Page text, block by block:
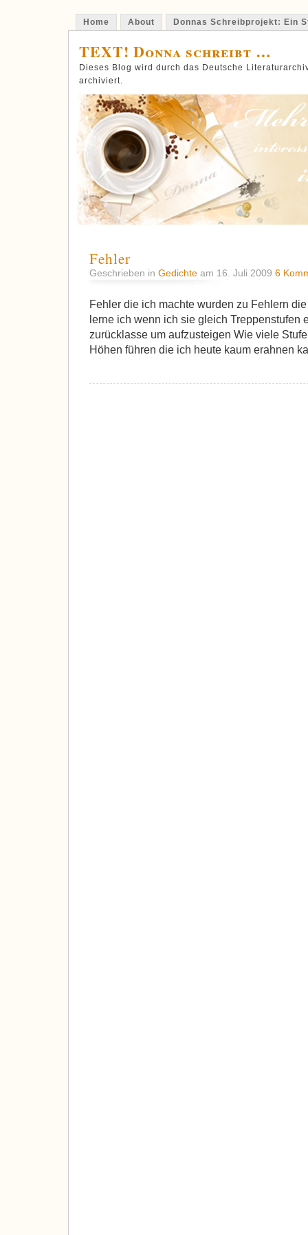
Home About Donnas Schreibprojekt: Ein
TEXT! Donna schreibt …
Dieses Blog wird durch das Deutsche
archiviert.
Fehler
Geschrieben in Gedichte am 16. Juli 2009 6
Fehler die ich machte wurden zu Fehlern
lerne ich wenn ich sie gleich Treppenstufen
zurücklasse um aufzusteigen Wie viele
Höhen führen die ich heute kaum erahnen